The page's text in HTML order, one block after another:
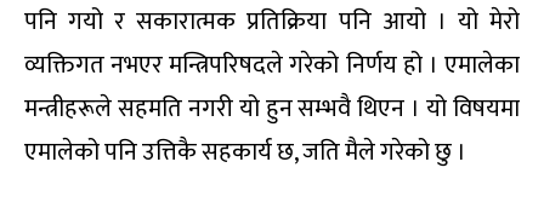
पनि गयो र सकारात्मक प्रतिक्रिया पनि आयो । यो मेरो
व्यक्तिगत नभएर मन्त्रिपरिषदले गरेको निर्णय हो । एमालेका
मन्त्रीहरूले सहमति नगरी यो हुन सम्भवै थिएन । यो विषयमा
एमालेको पनि उत्तिकै सहकार्य छ, जति मैले गरेको छु ।